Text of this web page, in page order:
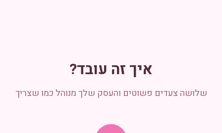
איך זה עובד?
שלושה צעדים פשוטים והעסק שלך מנוהל כמו שצריך